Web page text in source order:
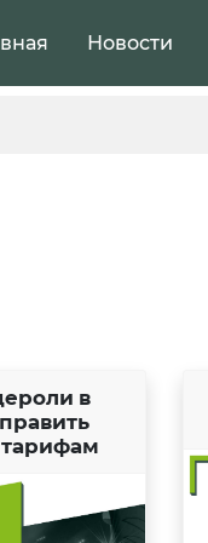
Новости
в